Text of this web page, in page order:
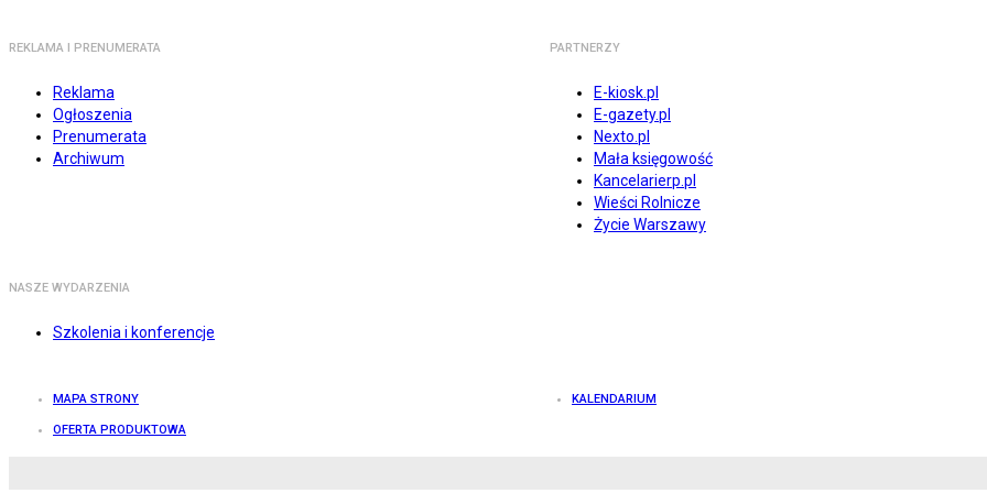
REKLAMA I PRENUMERATA
Reklama
Ogłoszenia
Prenumerata
Archiwum
PARTNERZY
E-kiosk.pl
E-gazety.pl
Nexto.pl
Mała księgowość
Kancelarierp.pl
Wieści Rolnicze
Życie Warszawy
NASZE WYDARZENIA
Szkolenia i konferencje
MAPA STRONY KALENDARIUM
OFERTA PRODUKTOWA